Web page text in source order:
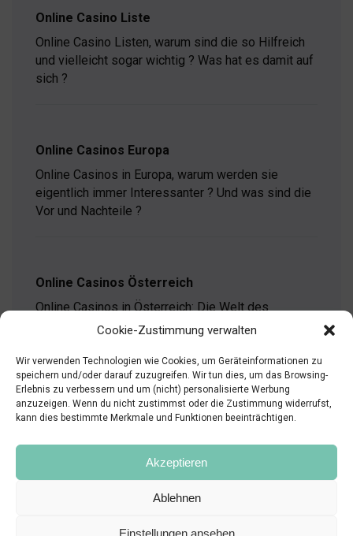
Cookie-Zustimmung verwalten
Wir verwenden Technologien wie Cookies, um Geräteinformationen zu
speichern und/oder darauf zuzugreifen. Wir tun dies, um das Browsing-
Erlebnis zu verbessern und um (nicht) personalisierte Werbung
anzuzeigen. Wenn du nicht zustimmst oder die Zustimmung widerrufst,
kann dies bestimmte Merkmale und Funktionen beeinträchtigen.
Akzeptieren
Ablehnen
Einstellungen ansehen
Darauf
sollten
User
laut
Casino
Online Casino Liste
Online Casino Listen, warum sind die so Hilfreich
und vielleicht sogar wichtig ? Was hat es damit auf
sich ?
Online Casinos Europa
Online Casinos in Europa, warum werden sie
eigentlich immer Interessanter ? Und was sind die
Vor und Nachteile ?
Online Casinos Österreich
Online Casinos in Österreich: Die Welt des
Glücksspiels hat sich in den vergangenen Jahren
klassische…
Online
Casinos
Österreich
weiterlesen